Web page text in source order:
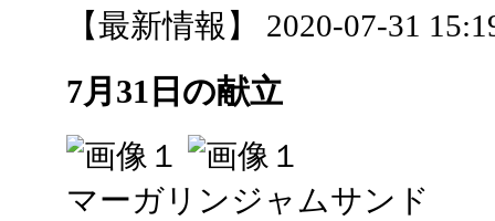
【最新情報】 2020-07-31
7月31日の献立
マーガリンジャムサンド